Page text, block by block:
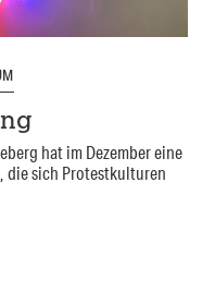
hat im Dezember eine
die sich Protestkulturen